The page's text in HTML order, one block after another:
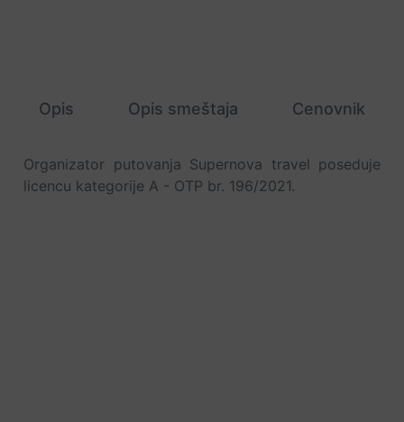
Opis Opis smeštaja Cenovnik
Organizator putovanja Supernova travel poseduje
licencu kategorije A - OTP br. 196/2021.